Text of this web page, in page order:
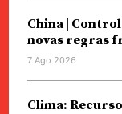
China |
novas regras
7 Ago 2026
Clima: